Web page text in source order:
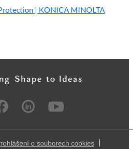
| KONICA MINOLTA
o souborech cookies